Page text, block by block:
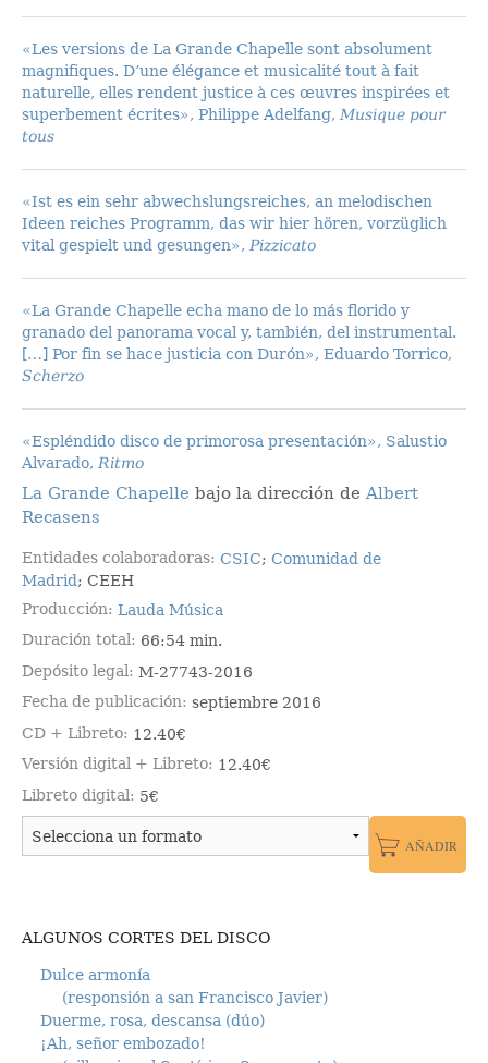
«Les versions de La Grande Chapelle sont absolument
magnifiques. D’une élégance et musicalité tout à fait
naturelle, elles rendent justice à ces œuvres inspirées et
superbement écrites», Philippe Adelfang, Musique pour
tous
«Ist es ein sehr abwechslungsreiches, an melodischen
Ideen reiches Programm, das wir hier hören, vorzüglich
vital gespielt und gesungen», Pizzicato
«La Grande Chapelle echa mano de lo más florido y
granado del panorama vocal y, también, del instrumental.
[…] Por fin se hace justicia con Durón», Eduardo Torrico,
Scherzo
«Espléndido disco de primorosa presentación», Salustio
Alvarado, Ritmo
La Grande Chapelle bajo la dirección de Albert
Recasens
Entidades colaboradoras CSIC; Comunidad de
Madrid ; CEEH
Producción
Lauda Música
Duración total
66:54 min.
Depósito legal
M-27743-2016
Fecha de publicación
septiembre 2016
CD + Libreto
12.40€
Versión digital + Libreto
12.40€
Libreto digital
5€
ALGUNOS CORTES DEL DISCO
Dulce armonía
(responsión a san Francisco Javier)
Duerme, rosa, descansa (dúo)
¡Ah, señor embozado!